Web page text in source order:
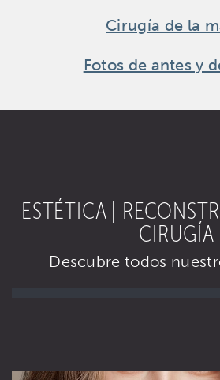
Cirugía de la
Fotos de antes y
ESTÉTICA |
CIRUGÍA
Descubre todos